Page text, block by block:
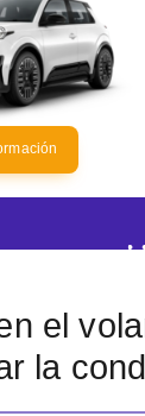
el
la